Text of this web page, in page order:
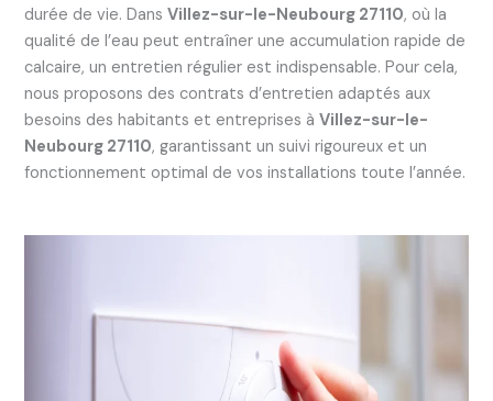
durée de vie. Dans Villez-sur-le-Neubourg 27110, où la
qualité de l’eau peut entraîner une accumulation rapide de
calcaire, un entretien régulier est indispensable. Pour cela,
nous proposons des contrats d’entretien adaptés aux
besoins des habitants et entreprises à Villez-sur-le-
Neubourg 27110, garantissant un suivi rigoureux et un
fonctionnement optimal de vos installations toute l’année.